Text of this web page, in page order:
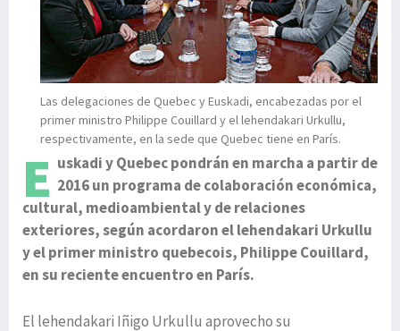
Las delegaciones de Quebec y Euskadi, encabezadas por el
primer ministro Philippe Couillard y el lehendakari Urkullu,
respectivamente, en la sede que Quebec tiene en París.
E uskadi y Quebec pondrán en marcha a partir de
2016 un programa de colaboración económica,
cultural, medioambiental y de relaciones
exteriores, según acordaron el lehendakari Urkullu
y el primer ministro quebecois, Philippe Couillard,
en su reciente encuentro en París.
El lehendakari Iñigo Urkullu aprovecho su